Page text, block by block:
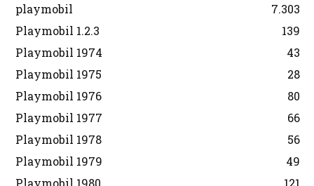
playmobil
7.303
Playmobil 1.2.3
139
Playmobil 1974
43
Playmobil 1975
28
Playmobil 1976
80
Playmobil 1977
66
Playmobil 1978
56
Playmobil 1979
49
Playmobil 1980
121